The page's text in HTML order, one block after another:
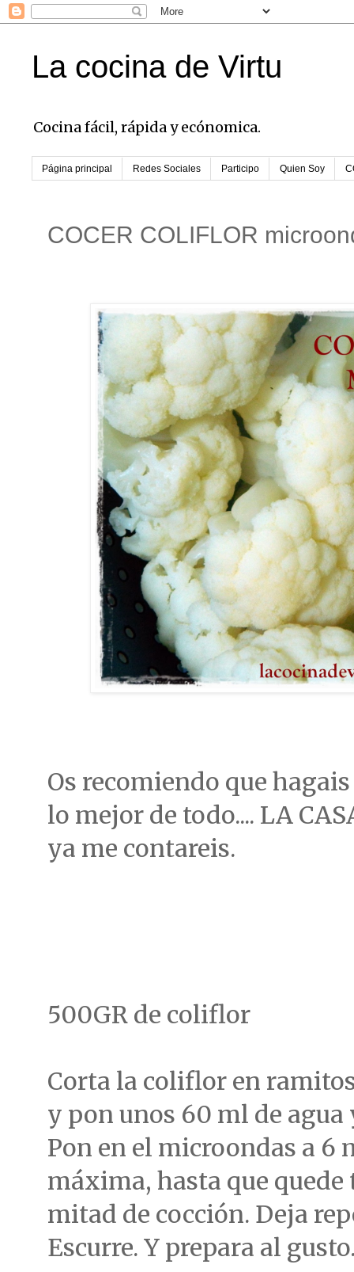
La cocina de Virtu
Cocina fácil, rápida y ecónomica.
Página principal Redes Sociales Participo Quien Soy
COCER COLIFLOR
Os recomiendo que
lo mejor de todo.... LA
ya me contareis.
500GR de coliflor
Corta la coliflor en
y pon unos 60 ml de agua
Pon en el microondas a 6
máxima, hasta que
mitad de cocción. Deja
Escurre. Y prepara al